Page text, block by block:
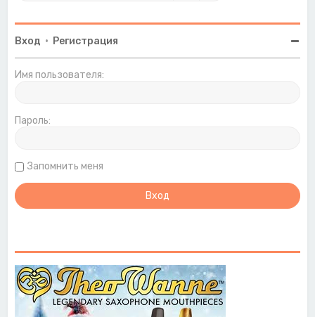
Вход • Регистрация
Имя пользователя:
Пароль:
Запомнить меня